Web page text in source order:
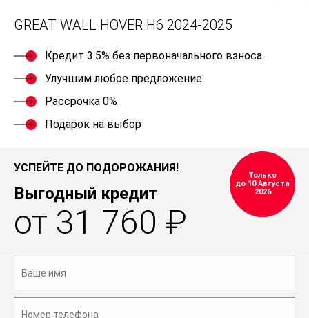
GREAT WALL HOVER H6 2024-2025
Кредит 3.5% без первоначального взноса
Улучшим любое предложение
Рассрочка 0%
Подарок на выбор
УСПЕЙТЕ ДО ПОДОРОЖАНИЯ!
Выгодный кредит
от 31 760 ₽
Только
до 10 Августа
2026